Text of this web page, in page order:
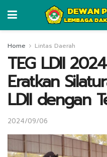
Home Lintas Daerah
TEG LDII
Eratkan
LDII dengan
2024/09/06